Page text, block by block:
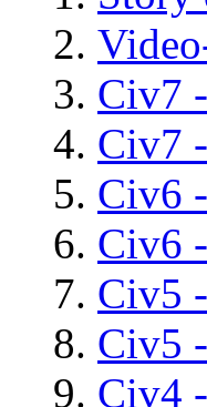
Civ7
Civ7
Civ6
Civ6
Civ5
Civ5
Civ4